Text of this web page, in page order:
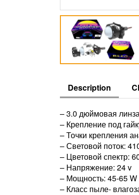
Description
– 3.0 дюймовая
– Крепление под
– Точки крепления
– Световой поток:
– Цветовой спектр:
– Напряжение: 24 v
– Мощность: 45-65 W
– Класс пыле-